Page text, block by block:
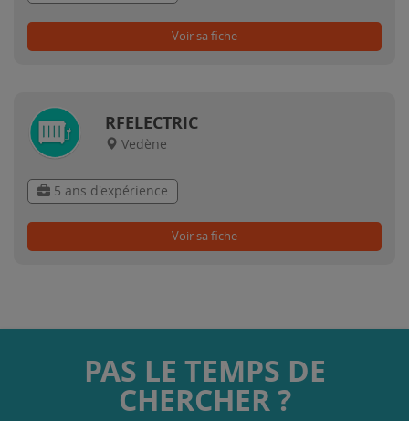
Voir sa fiche
RFELECTRIC
Vedène
5 ans d'expérience
Voir sa fiche
PAS LE TEMPS DE
CHERCHER ?